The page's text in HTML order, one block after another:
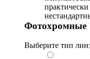
Фотохромные
Выберите тип